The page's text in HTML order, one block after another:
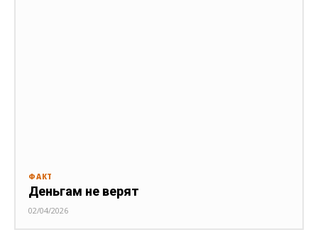
ФАКТ
Деньгам не верят
02/04/2026